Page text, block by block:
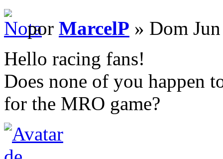
por MarcelP » Dom
Hello racing fans!
Does none of you happen
for the MRO game?